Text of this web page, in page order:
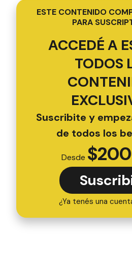
ESTE CONTENIDO
PARA
ACCEDÉ A
TODOS
Suscribite y
de todos los
Desde $
¿Ya tenés una